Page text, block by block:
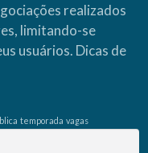
realizados
limitando-se
usuários. Dicas de
temporada vagas